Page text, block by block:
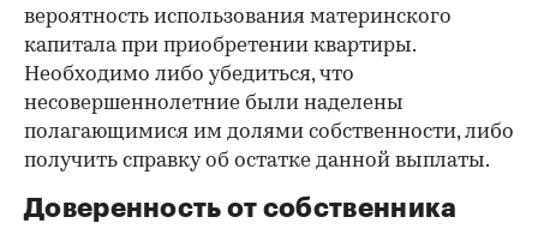
вероятность использования материнского
капитала при приобретении квартиры.
Необходимо либо убедиться, что
несовершеннолетние были наделены
полагающимися им долями собственности, либо
получить справку об остатке данной выплаты.
Доверенность от собственника